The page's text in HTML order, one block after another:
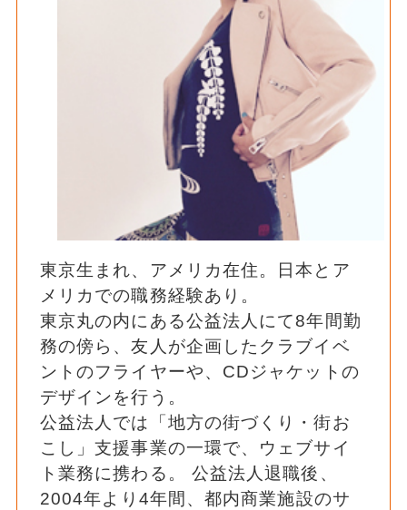
東京生まれ、アメリカ在住。日本とア
メリカでの職務経験あり。
東京丸の内にある公益法人にて8年間勤
務の傍ら、友人が企画したクラブイベ
ントのフライヤーや、CDジャケットの
デザインを行う。
公益法人では「地方の街づくり・街お
こし」支援事業の一環で、ウェブサイ
ト業務に携わる。 公益法人退職後、
2004年より4年間、都内商業施設のサ